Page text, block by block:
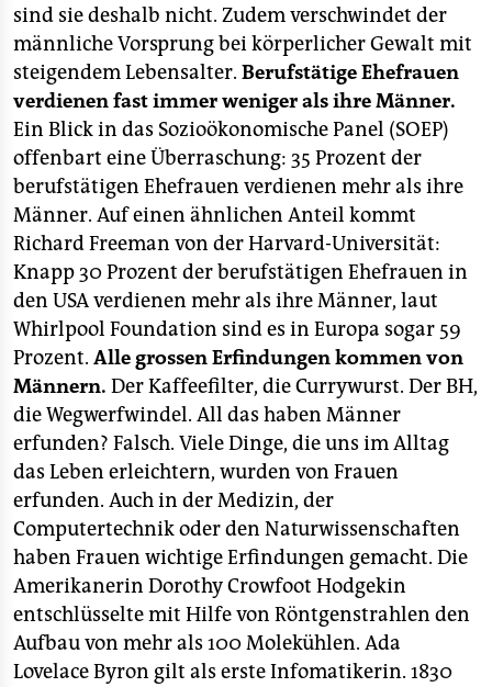
sind sie deshalb nicht. Zudem verschwindet der
männliche Vorsprung bei körperlicher Gewalt mit
steigendem Lebensalter. Berufstätige Ehefrauen
verdienen fast immer weniger als ihre Männer.
Ein Blick in das Sozioökonomische Panel (SOEP)
offenbart eine Überraschung: 35 Prozent der
berufstätigen Ehefrauen verdienen mehr als ihre
Männer. Auf einen ähnlichen Anteil kommt
Richard Freeman von der Harvard-Universität:
Knapp 30 Prozent der berufstätigen Ehefrauen in
den USA verdienen mehr als ihre Männer, laut
Whirlpool Foundation sind es in Europa sogar 59
Prozent. Alle grossen Erfindungen kommen von
Männern. Der Kaffeefilter, die Currywurst. Der BH,
die Wegwerfwindel. All das haben Männer
erfunden? Falsch. Viele Dinge, die uns im Alltag
das Leben erleichtern, wurden von Frauen
erfunden. Auch in der Medizin, der
Computertechnik oder den Naturwissenschaften
haben Frauen wichtige Erfindungen gemacht. Die
Amerikanerin Dorothy Crowfoot Hodgekin
entschlüsselte mit Hilfe von Röntgenstrahlen den
Aufbau von mehr als 100 Molekühlen. Ada
Lovelace Byron gilt als erste Infomatikerin. 1830